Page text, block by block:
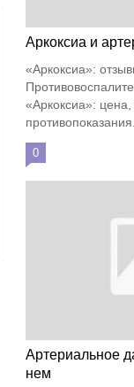
Аркоксиа и
«Аркоксиа»:
«Аркоксиа»: цена,
0
Артериальное
нем